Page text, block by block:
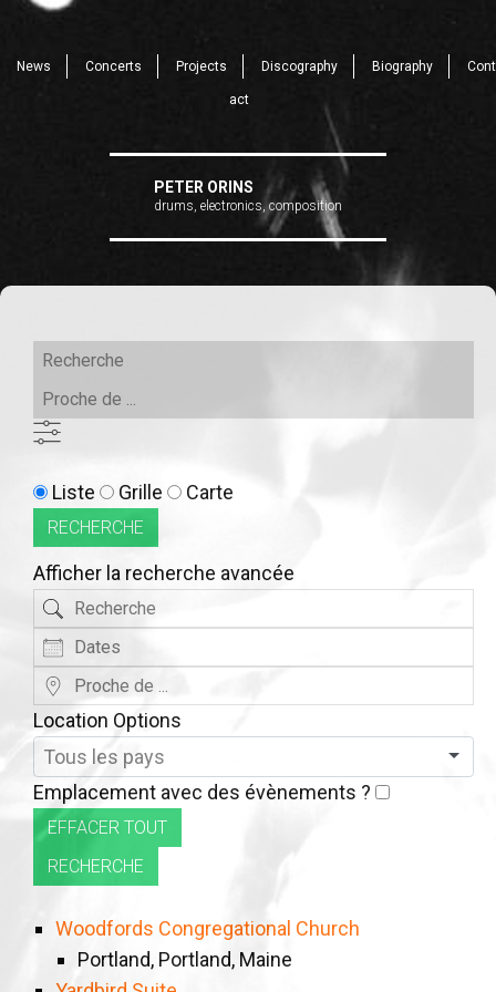
News Concerts Projects Discography Biography Cont
act
PETER ORINS
drums, electronics, composition
Recherche
Proche
Type
d’affichage
résultats
recherche
Liste Grille Carte
RECHERCHE
Afficher la recherche avancée
Recherche
Dates
Proche
Location Options
Emplacement avec des évènements ?
EFFACER TOUT
RECHERCHE
Woodfords Congregational Church
Portland, Portland, Maine